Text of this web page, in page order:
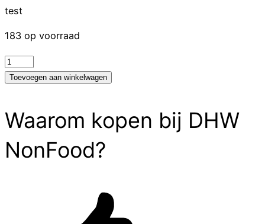
test
183 op voorraad
test
aantal
Toevoegen aan winkelwagen
Waarom kopen bij DHW
NonFood?